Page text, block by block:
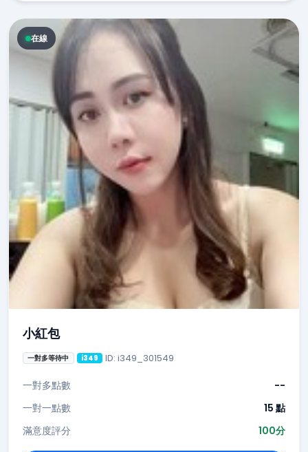
在線
小紅包
一對多等待中 i349 ID: i349_301549
一對多點數
--
一對一點數
15 點
滿意度評分
100分